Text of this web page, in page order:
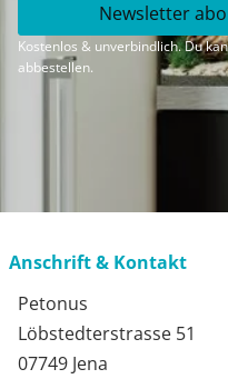
Newsletter
Kostenlos & unverbindlich. Du
abbestellen.
Anschrift & Kontakt
Petonus
Löbstedterstrasse 51
07749 Jena